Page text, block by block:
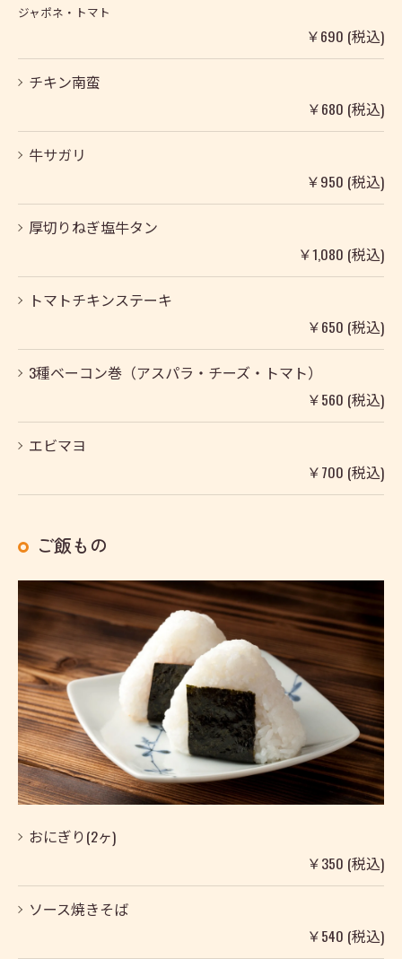
ジャポネ・トマト
￥690 (税込)
チキン南蛮
￥680 (税込)
牛サガリ
￥950 (税込)
厚切りねぎ塩牛タン
￥1,080 (税込)
トマトチキンステーキ
￥650 (税込)
3種ベーコン巻（アスパラ・チーズ・トマト）
￥560 (税込)
エビマヨ
￥700 (税込)
ご飯もの
おにぎり(2ヶ)
￥350 (税込)
ソース焼きそば
￥540 (税込)